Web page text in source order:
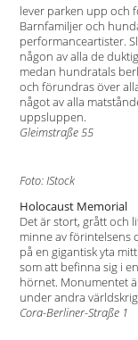
lever parken upp och
Barnfamiljer och
performanceartister.
någon av alla de
medan hundratals
och förundras över
något av alla
uppsluppen.
Gleimstraße 55
Foto: IStock
Holocaust Memorial
Det är stort, grått och
minne av förintelsens
på en gigantisk yta
som att befinna sig i
hörnet. Monumentet
under andra
Cora-Berliner-Straße 1